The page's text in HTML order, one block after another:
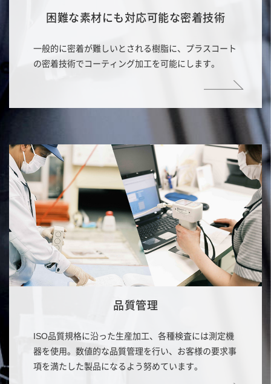
困難な素材にも対応可能な密着技術
一般的に密着が難しいとされる樹脂に、プラスコート
の密着技術でコーティング加工を可能にします。
品質管理
ISO品質規格に沿った生産加工、各種検査には測定機
器を使用。数値的な品質管理を行い、お客様の要求事
項を満たした製品になるよう努めています。